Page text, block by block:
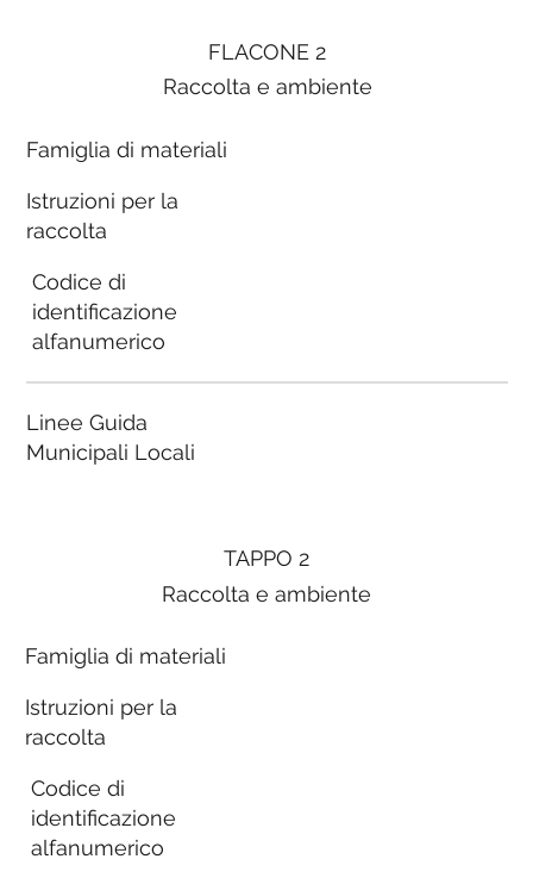
FLACONE 2
Raccolta e ambiente
Famiglia di materiali
Istruzioni per la
raccolta
Codice di
identificazione
alfanumerico
Linee Guida
Municipali Locali
TAPPO 2
Raccolta e ambiente
Famiglia di materiali
Istruzioni per la
raccolta
Codice di
identificazione
alfanumerico